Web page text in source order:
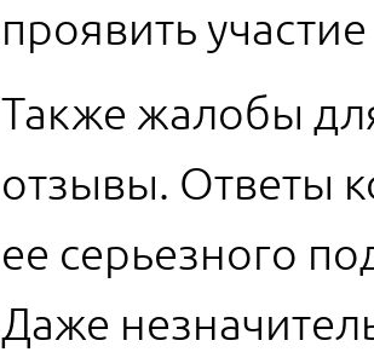
проявить
Также жалобы
отзывы. Ответы
ее серьезного
Даже